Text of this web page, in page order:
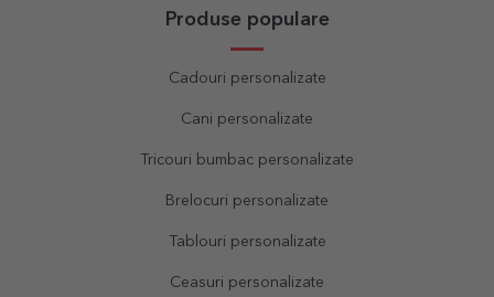
Produse populare
Cadouri personalizate
Cani personalizate
Tricouri bumbac personalizate
Brelocuri personalizate
Tablouri personalizate
Ceasuri personalizate